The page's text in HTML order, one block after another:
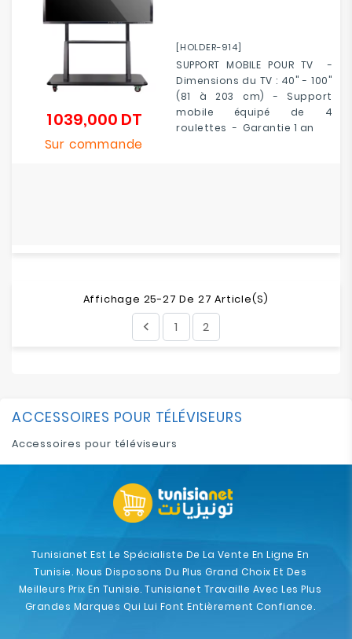
[HOLDER-914]
SUPPORT MOBILE POUR TV -
Dimensions du TV : 40" - 100"
(81 à 203 cm) - Support
mobile équipé de 4
roulettes - Garantie 1 an
1 039,000 DTPrix
Sur commande
Affichage 25-27 De 27 Article(s)
 1 2
ACCESSOIRES POUR TÉLÉVISEURS
Accessoires pour téléviseurs
Tunisianet Est Le Spécialiste De La Vente En Ligne En
Tunisie. Nous Disposons Du Plus Grand Choix Et Des
Meilleurs Prix En Tunisie. Tunisianet Travaille Avec Les Plus
Grandes Marques Qui Lui Font Entièrement Confiance.